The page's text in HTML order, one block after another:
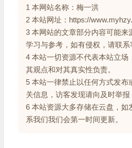
1 本网站名称：梅一洪
2 本站网址：https://
3 本网站的文章部分内容可能来
学习与参考，如有侵权，请联系
4 本站一切资源不代表本站立场
其观点和对其真实性负责。
5 本站一律禁止以任何方式发布
关信息，访客发现请向及时举报
6 本站资源大多存储在云盘，如
系我们我们会第一时间更新。